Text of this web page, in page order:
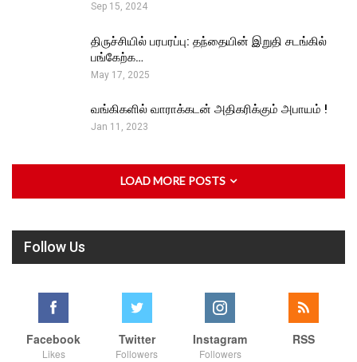
Sep 15, 2024
திருச்சியில் பரபரப்பு: தந்தையின் இறுதி சடங்கில்
பங்கேற்க…
May 17, 2025
வங்கிகளில் வாராக்கடன் அதிகரிக்கும் அபாயம் !
Jan 11, 2023
LOAD MORE POSTS
Follow Us
Facebook
Likes
Twitter
Followers
Instagram
Followers
RSS